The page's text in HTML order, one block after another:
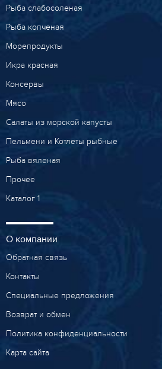
Рыба слабосоленая
Рыба копченая
Морепродукты
Икра красная
Консервы
Мясо
Салаты из морской капусты
Пельмени и Котлеты рыбные
Рыба вяленая
Прочее
Каталог 1
О компании
Обратная связь
Контакты
Специальные предложения
Возврат и обмен
Политика конфиденциальности
Карта сайта